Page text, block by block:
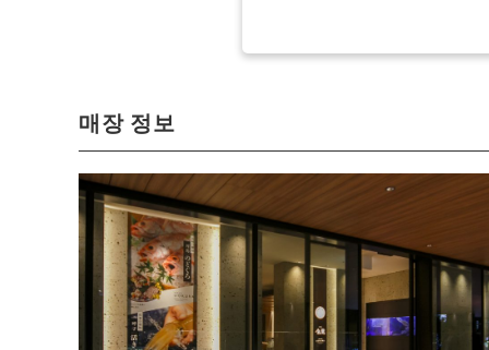
매장 정보